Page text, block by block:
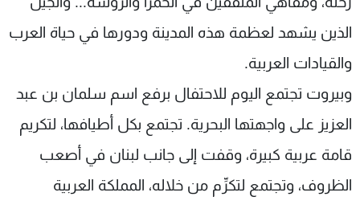
الذين يشهد لعظمة هذه المدينة ودورها في حياة العرب
والقيادات العربية.
وبيروت تجتمع اليوم للاحتفال برفع اسم سلمان بن عبد
العزيز على واجهتها البحرية. تجتمع بكل أطيافها، لتكريم
قامة عربية كبيرة، وقفت إلى جانب لبنان في أصعب
الظروف، وتجتمع لتكرِّم من خلاله، المملكة العربية